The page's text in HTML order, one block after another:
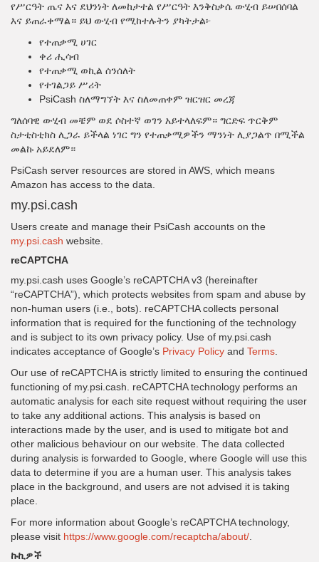
የሥርዓት ጤና እና ደህንነት ለመከታተል የሥርዓት እንቅስቃሴ ውሂብ ይሠበሰባል
እና ይጠራቀማል። ይህ ውሂብ የሚከተሉትን ያካትታል፦
የተጠቃሚ ሀገር
ቀሪ ሒሳብ
የተጠቃሚ ወኪል ሰንሰለት
የተገልጋይ ሥሪት
PsiCash ስለማግኘት እና ስለመጠቀም ዝርዝር መረጃ
ግለሰባዊ ውሂብ መቼም ወደ ሶስተኛ ወገን አይተላለፍም። ግርድፍ ጥርቅም
ስታቲስቲክስ ሊጋራ ይችላል ነገር ግን የተጠቃሚዎችን ማንነት ሊያጋልጥ በሚችል
መልኩ አይደለም።
PsiCash server resources are stored in AWS, which means
Amazon has access to the data.
my.psi.cash
Users create and manage their PsiCash accounts on the
my.psi.cash website.
reCAPTCHA
my.psi.cash uses Google’s reCAPTCHA v3 (hereinafter
“reCAPTCHA”), which protects websites from spam and abuse by
non-human users (i.e., bots). reCAPTCHA collects personal
information that is required for the functioning of the technology
and is subject to its own privacy policy. Use of my.psi.cash
indicates acceptance of Google’s Privacy Policy and Terms
Our use of reCAPTCHA is strictly limited to ensuring the continued
functioning of my.psi.cash. reCAPTCHA technology performs an
automatic analysis for each site request without requiring the user
to take any additional actions. This analysis is based on
interactions made by the user, and is used to mitigate bot and
other malicious behaviour on our website. The data collected
during analysis is forwarded to Google, where Google will use this
data to determine if you are a human user. This analysis takes
place in the background, and users are not advised it is taking
place.
For more information about Google’s reCAPTCHA technology,
please visit https://www.google.com/recaptcha/about/
ኩኪዎች